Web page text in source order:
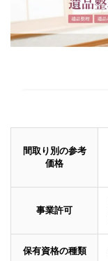
間取り別の参考
価格
事業許可
保有資格の種類